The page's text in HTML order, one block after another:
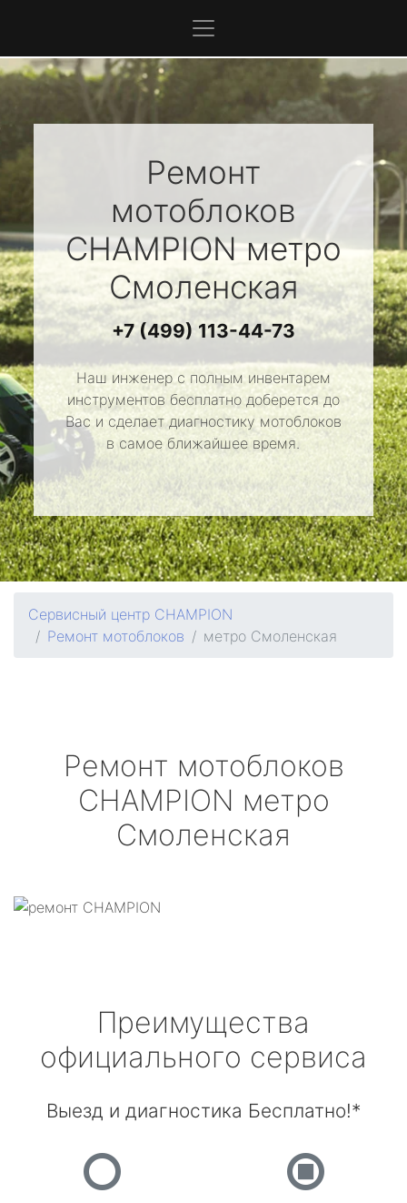
Ремонт
мотоблоков
CHAMPIONметро
Смоленская
+7 (499) 113-44-73
Наш инженер с полным инвентарем
инструментов бесплатно доберется до
Вас и сделает диагностику мотоблоков
в самое ближайшее время.
Сервисный центр CHAMPION
Ремонт мотоблоков
метро Смоленская
Ремонт мотоблоков
CHAMPION метро
Смоленская
Преимущества
официального сервиса
Выезд и диагностика Бесплатно!*